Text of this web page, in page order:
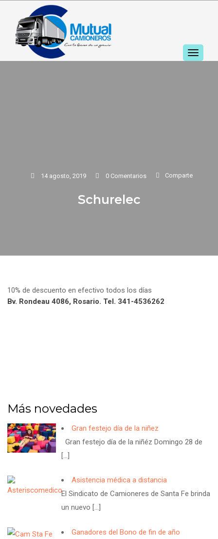
14 agosto, 2019 0 Comentarios Comparte
Schurelec
10% de descuento en efectivo todos los días
Bv. Rondeau 4086, Rosario. Tel. 341-4536262
Más novedades
Gran festejo día de la niñez
Gran festejo día de la niñéz Domingo 28 de
[…]
Asistencia médica a distancia
El Sindicato de Camioneres de Santa Fe brinda
un nuevo […]
Ganadores del Bono de fin de año